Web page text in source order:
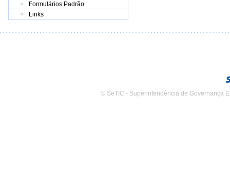
Formulários Padrão
Links
© SeTIC - Superintendência de Governança